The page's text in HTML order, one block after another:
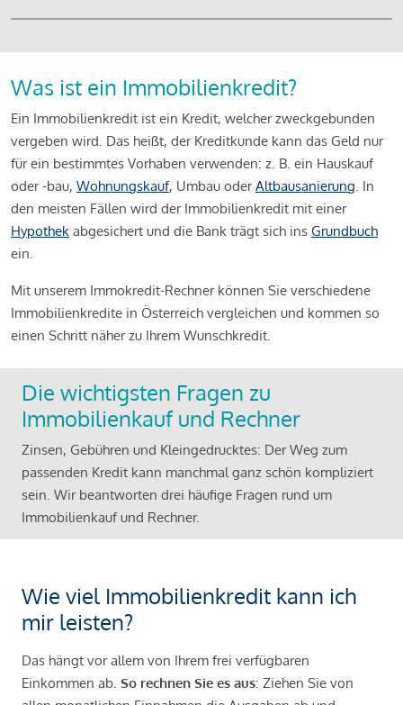
Was ist ein Immobilienkredit?
Ein Immobilienkredit ist ein Kredit, welcher zweckgebunden
vergeben wird. Das heißt, der Kreditkunde kann das Geld nur
für ein bestimmtes Vorhaben verwenden: z. B. ein Hauskauf
oder -bau, Wohnungskauf, Umbau oderAltbausanierung. In
den meisten Fällen wird der Immobilienkredit mit einer
Hypothek abgesichert und die Bank trägt sich ins Grundbuch
ein.
Mit unserem Immokredit-Rechner können Sie verschiedene
Immobilienkredite in Österreich vergleichen und kommen so
einen Schritt näher zu Ihrem Wunschkredit.
Die wichtigsten Fragen zu
Immobilienkauf und Rechner
Zinsen, Gebühren und Kleingedrucktes: Der Weg zum
passenden Kredit kann manchmal ganz schön kompliziert
sein. Wir beantworten drei häufige Fragen rund um
Immobilienkauf und Rechner.
Wie viel Immobilienkredit kann ich
mir leisten?
Das hängt vor allem von Ihrem frei verfügbaren
Einkommen ab. So rechnen Sie es aus: Ziehen Sie von